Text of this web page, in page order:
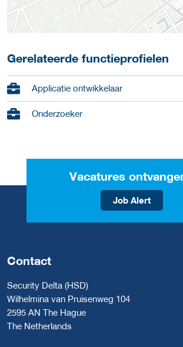
Gerelateerde functieprofielen
Applicatie ontwikkelaar
Onderzoeker
Vacatures
Job Alert
Contact
Security Delta (HSD)
Wilhelmina van Pruisenweg 104
2595 AN The Hague
The Netherlands